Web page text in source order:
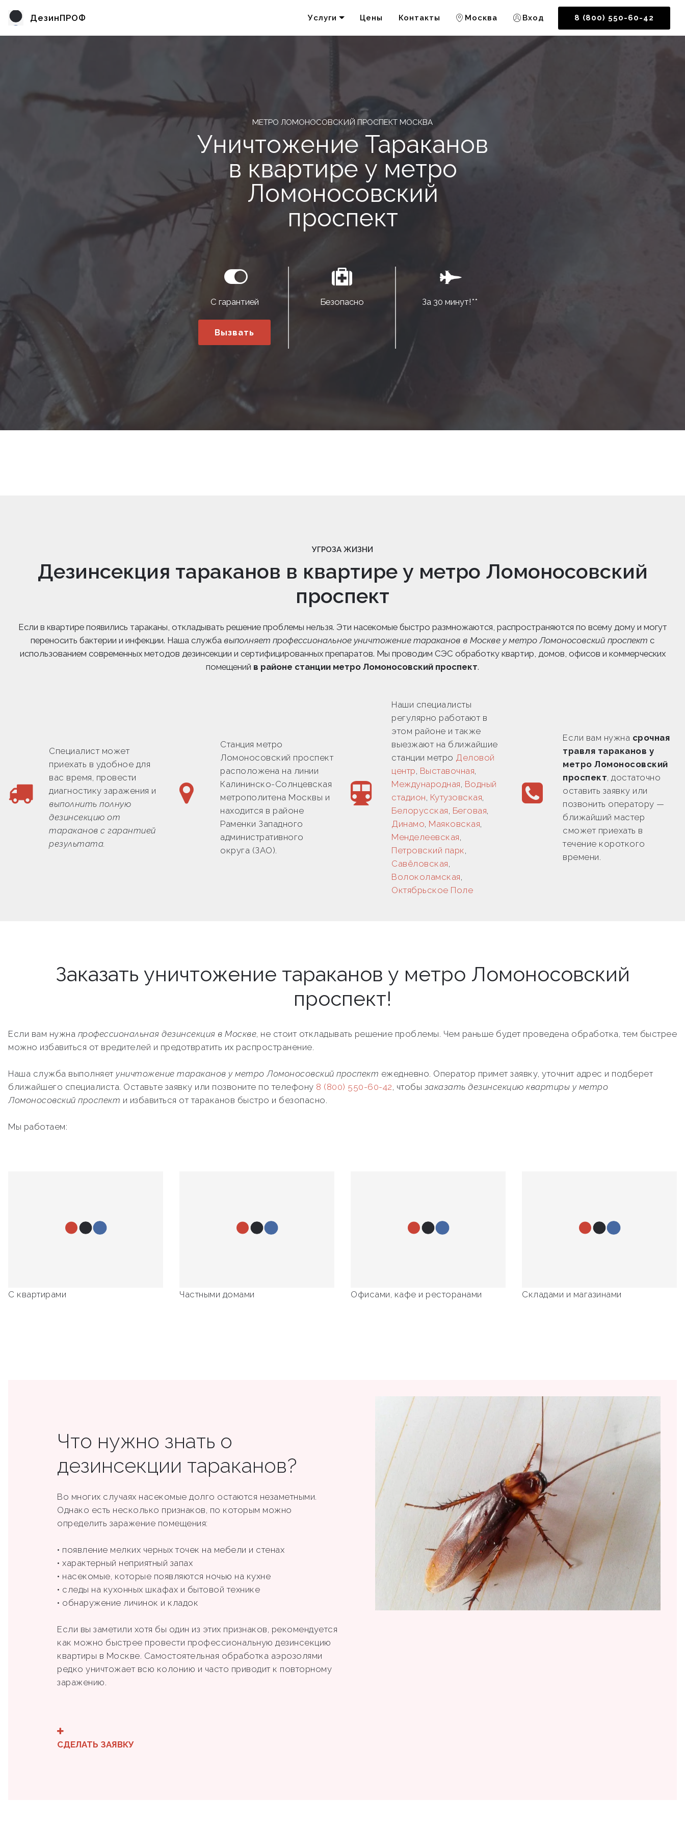
ДезинПРОФ Услуги Цены Контакты Москва Вход 8 (800) 550-60-42
МЕТРО ЛОМОНОСОВСКИЙ ПРОСПЕКТ МОСКВА
Уничтожение Тараканов
в квартире у метро
Ломоносовский
проспект
С гарантией
Вызвать
Безопасно За 30 минут!**
УГРОЗА ЖИЗНИ
Дезинсекция тараканов в квартире у метро Ломоносовский
проспект
Если в квартире появились тараканы, откладывать решение проблемы нельзя. Эти насекомые быстро размножаются, распространяются по всему дому и могут
переносить бактерии и инфекции. Наша служба выполняет профессиональное уничтожение тараканов в Москве у метро Ломоносовский проспект с
использованием современных методов дезинсекции и сертифицированных препаратов. Мы проводим СЭС обработку квартир, домов, офисов и коммерческих
помещений в районе станции метро Ломоносовский проспект.
Специалист может
приехать в удобное для
вас время, провести
диагностику заражения и
выполнить полную
дезинсекцию от
тараканов с гарантией
результата.
Станция метро
Ломоносовский проспект
расположена на линии
Калининско-Солнцевская
метрополитена Москвы и
находится в районе
Раменки Западного
административного
округа (ЗАО).
Наши специалисты
регулярно работают в
этом районе и также
выезжают на ближайшие
станции метро Деловой
центр, Выставочная,
Международная, Водный
стадион, Кутузовская,
Белорусская, Беговая,
Динамо, Маяковская,
Менделеевская,
Петровский парк,
Савёловская,
Волоколамская,
Октябрьское Поле
Если вам нужна срочная
травля тараканов у
метро Ломоносовский
проспект, достаточно
оставить заявку или
позвонить оператору —
ближайший мастер
сможет приехать в
течение короткого
времени.
Заказать уничтожение тараканов у метро Ломоносовский
проспект!
Если вам нужна профессиональная дезинсекция в Москве, не стоит откладывать решение проблемы. Чем раньше будет проведена обработка, тем быстрее
можно избавиться от вредителей и предотвратить их распространение.
Наша служба выполняет уничтожение тараканов у метро Ломоносовский проспект ежедневно. Оператор примет заявку, уточнит адрес и подберет
ближайшего специалиста. Оставьте заявку или позвоните по телефону 8 (800) 550-60-42, чтобы заказать дезинсекцию квартиры у метро
Ломоносовский проспект и избавиться от тараканов быстро и безопасно.
Мы работаем:
С квартирами Частными домами Офисами, кафе и ресторанами Складами и магазинами
Что нужно знать о
дезинсекции тараканов?
Во многих случаях насекомые долго остаются незаметными.
Однако есть несколько признаков, по которым можно
определить заражение помещения:
• появление мелких черных точек на мебели и стенах
• характерный неприятный запах
• насекомые, которые появляются ночью на кухне
• следы на кухонных шкафах и бытовой технике
• обнаружение личинок и кладок
Если вы заметили хотя бы один из этих признаков, рекомендуется
как можно быстрее провести профессиональную дезинсекцию
квартиры в Москве. Самостоятельная обработка аэрозолями
редко уничтожает всю колонию и часто приводит к повторному
заражению.
СДЕЛАТЬ ЗАЯВКУ